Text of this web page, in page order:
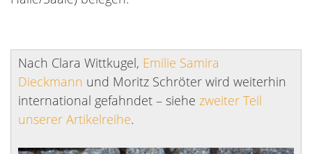
Nach Clara Wittkugel, Emilie Samira
Dieckmann und Moritz Schröter wird weiterhin
international gefahndet – siehe zweiter Teil
unserer Artikelreihe.